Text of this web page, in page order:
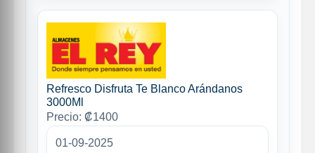
Refresco Disfruta Te Blanco Arándanos
3000Ml
Precio: ₡1400
01-09-2025